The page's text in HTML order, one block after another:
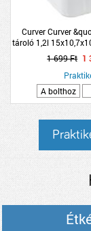
Curver Curver
tároló 1,2l
1 699 Ft 1
A bolthoz